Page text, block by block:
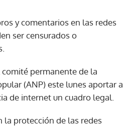
y comentarios en las redes
ser censurados o
permanente de la
(ANP) este lunes aportar a
de internet un cuadro legal.
la protección de las redes